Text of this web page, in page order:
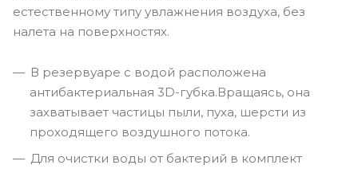
естественному типу увлажнения воздуха, без
налета на поверхностях.
В резервуаре с водой расположена
антибактериальная 3D-губка.Вращаясь, она
захватывает частицы пыли, пуха, шерсти из
проходящего воздушного потока.
Для очистки воды от бактерий в комплект